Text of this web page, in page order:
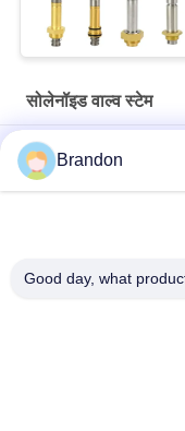
सोलेनॉइड वाल्व स्टेम
3/2 रास्ता एनसी एलपीजी
विधानसभाBrandon
Good day, what